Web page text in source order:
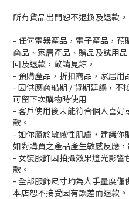
所有貨品出門恕不退換及退款。
- 任何電器產品，電子產品，
商品、家居產品、贈品及試用
回及退款，敬請見諒。
- 預購產品，折扣商品，家居用
- 因供應商船期 / 貨期延誤，不
可留下次購物時使用
- 客戶使用後未能符合個人喜
款。
- 如你屬於敏感性肌膚，建議
如對購買之產品產生敏感反應
- 女裝服飾因拍攝效果燈光影
款。
- 全部服飾尺寸均為人手量度
本店恕不接受因有誤差而退款。